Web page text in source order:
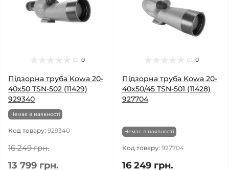
0
Підзорна труба Kowa 20-
40x50 TSN-502 (11429)
929340
Немає в наявності
Код товару: 929340
16 249 грн.
13 799 грн.
0
Підзорна труба Kowa 20-
40x50/45 TSN-501 (11428)
927704
Немає в наявності
Код товару: 927704
16 249 грн.